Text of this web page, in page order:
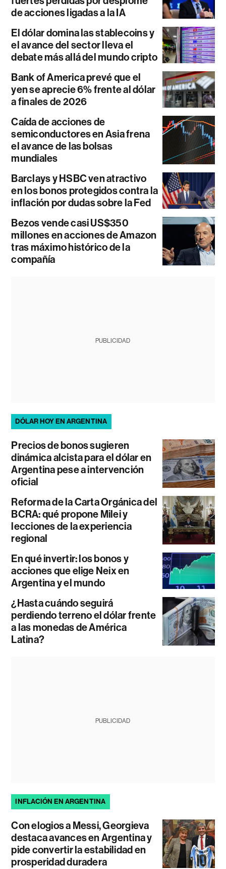
de acciones ligadas a la IA
El dólar domina las stablecoins y
el avance del sector lleva el
debate más allá del mundo cripto
Bank of America prevé que el
yen se aprecie 6% frente al dólar
a finales de 2026
Caída de acciones de
semiconductores en Asia frena
el avance de las bolsas
mundiales
Barclays y HSBC ven atractivo
en los bonos protegidos contra la
inflación por dudas sobre la Fed
Bezos vende casi US$350
millones en acciones de Amazon
tras máximo histórico de la
compañía
PUBLICIDAD
DÓLAR HOY EN ARGENTINA
Precios de bonos sugieren
dinámica alcista para el dólar en
Argentina pese a intervención
oficial
Reforma de la Carta Orgánica del
BCRA: qué propone Milei y
lecciones de la experiencia
regional
En qué invertir: los bonos y
acciones que elige Neix en
Argentina y el mundo
¿Hasta cuándo seguirá
perdiendo terreno el dólar frente
a las monedas de América
Latina?
PUBLICIDAD
INFLACIÓN EN ARGENTINA
Con elogios a Messi, Georgieva
destaca avances en Argentina y
pide convertir la estabilidad en
prosperidad duradera